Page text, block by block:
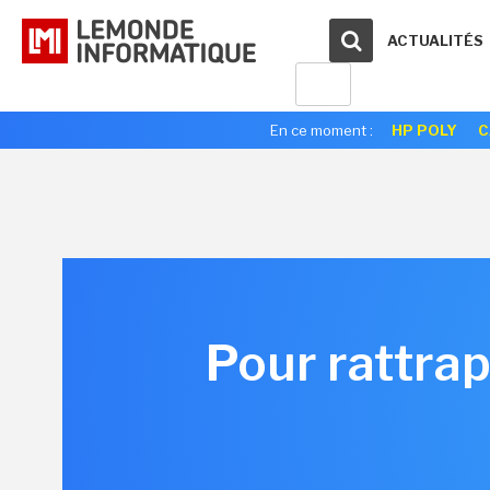
ACTUALITÉS
En ce moment : HP POLY
Pour